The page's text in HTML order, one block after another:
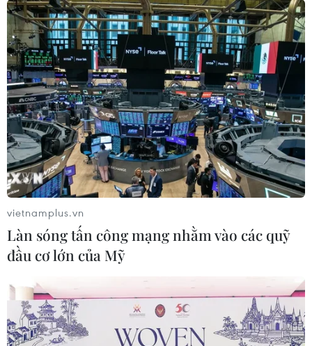
vietnamplus.vn
Làn sóng tấn công mạng nhằm vào các quỹ
đầu cơ lớn của Mỹ